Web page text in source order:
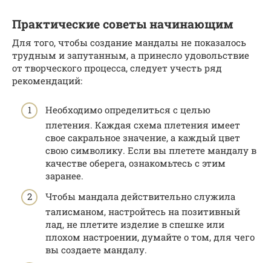
Практические советы начинающим
Для того, чтобы создание мандалы не показалось
трудным и запутанным, а принесло удовольствие
от творческого процесса, следует учесть ряд
рекомендаций:
Необходимо определиться с целью
плетения. Каждая схема плетения имеет
свое сакральное значение, а каждый цвет
свою символику. Если вы плетете мандалу в
качестве оберега, ознакомьтесь с этим
заранее.
Чтобы мандала действительно служила
талисманом, настройтесь на позитивный
лад, не плетите изделие в спешке или
плохом настроении, думайте о том, для чего
вы создаете мандалу.